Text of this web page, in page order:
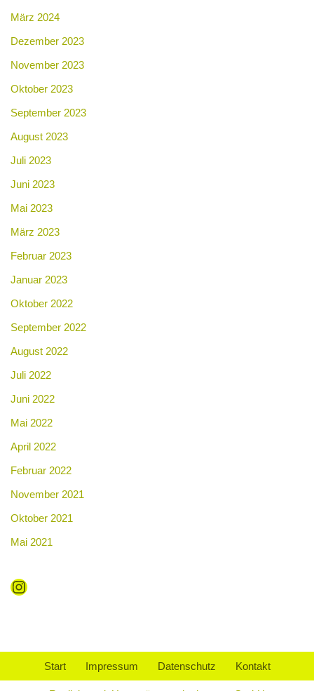
März 2024
Dezember 2023
November 2023
Oktober 2023
September 2023
August 2023
Juli 2023
Juni 2023
Mai 2023
März 2023
Februar 2023
Januar 2023
Oktober 2022
September 2022
August 2022
Juli 2022
Juni 2022
Mai 2022
April 2022
Februar 2022
November 2021
Oktober 2021
Mai 2021
Start Impressum Datenschutz Kontakt